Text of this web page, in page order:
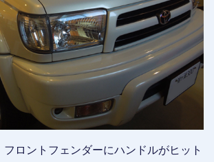
フロントフェンダーにハンドルがヒット